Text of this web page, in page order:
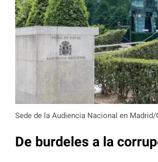
Sede de la Audiencia Nacional en Madrid/
De burdeles a la